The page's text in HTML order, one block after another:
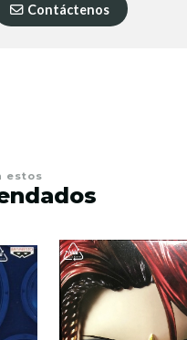
Contáctenos
estos